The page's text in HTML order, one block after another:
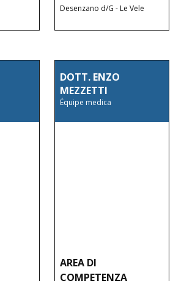
Desenzano d/G - Le Vele
DOTT. ENZO
MEZZETTI
Équipe medica
AREA DI
COMPETENZA